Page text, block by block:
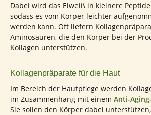
Dabei wird das Eiweiß in kleinere
sodass es vom Körper leichter
werden kann. Oft liefern
Aminosäuren, die den Körper bei der
Kollagen unterstützen.
Kollagenpräparate für die Haut
Im Bereich der Hautpflege werden
im Zusammenhang mit einem Anti-
Sie sollen den Körper dabei